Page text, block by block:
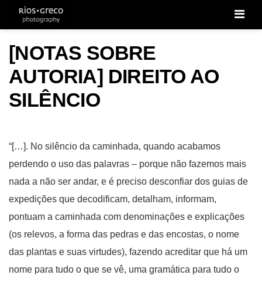
[NOTAS SOBRE
AUTORIA] DIREITO AO
SILÊNCIO
“[…]. No silêncio da caminhada, quando acabamos
perdendo o uso das palavras – porque não fazemos mais
nada a não ser andar, e é preciso desconfiar dos guias de
expedições que decodificam, detalham, informam,
pontuam a caminhada com denominações e explicações
(os relevos, a forma das pedras e das encostas, o nome
das plantas e suas virtudes), fazendo acreditar que há um
nome para tudo o que se vê, uma gramática para tudo o